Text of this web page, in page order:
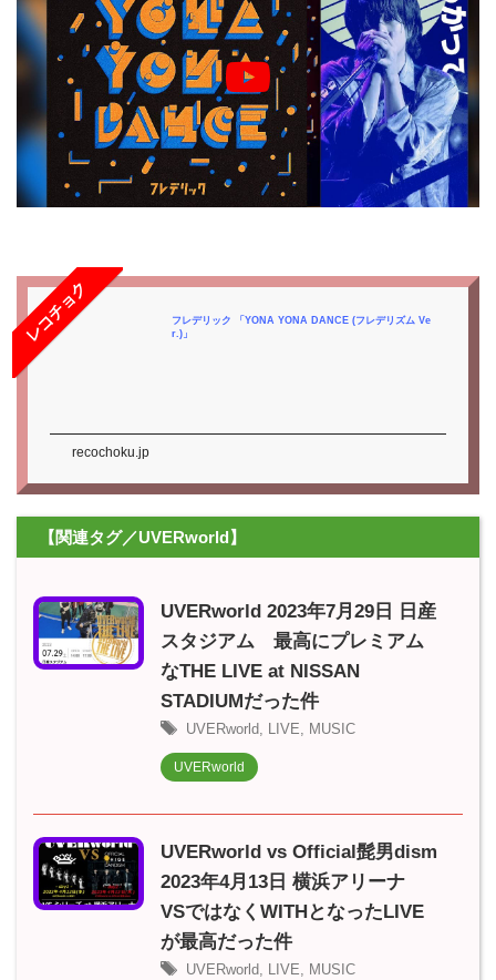
レコチョク
フレデリック 「YONA YONA DANCE (フレデリズム Ve
r.)」
recochoku.jp
【関連タグ／UVERworld】
UVERworld 2023年7月29日 日産
スタジアム 最高にプレミアム
なTHE LIVE at NISSAN
STADIUMだった件
UVERworld, LIVE, MUSIC
UVERworld
UVERworld vs Official髭男dism
2023年4月13日 横浜アリーナ
VSではなくWITHとなったLIVE
が最高だった件
UVERworld, LIVE, MUSIC